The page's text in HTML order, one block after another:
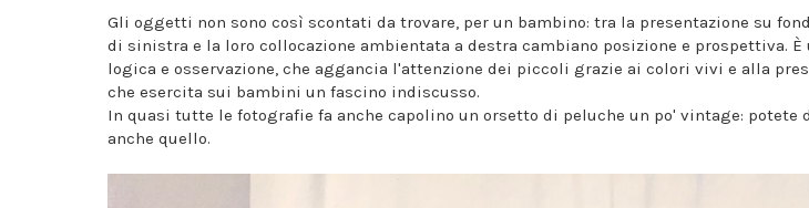
Gli oggetti non sono così scontati da trovare, per un bambino: tra la presentazione su
di sinistra e la loro collocazione ambientata a destra cambiano posizione e prospettiva.
logica e osservazione, che aggancia l'attenzione dei piccoli grazie ai colori vivi e alla
che esercita sui bambini un fascino indiscusso.
In quasi tutte le fotografie fa anche capolino un orsetto di peluche un po' vintage: potete
anche quello.